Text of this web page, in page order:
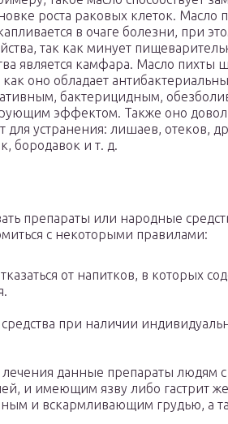
роста раковых клеток. Масло
в очаге болезни, при
так как минует
является камфара. Масло пихты
оно обладает
бактерицидным,
эффектом. Также оно
для устранения: лишаев, отеков,
бородавок и т. д.
препараты или народные
с некоторыми правилами:
от напитков, в которых
при наличии
лечения данные препараты людям
и имеющим язву либо гастрит
и вскармливающим грудью, а